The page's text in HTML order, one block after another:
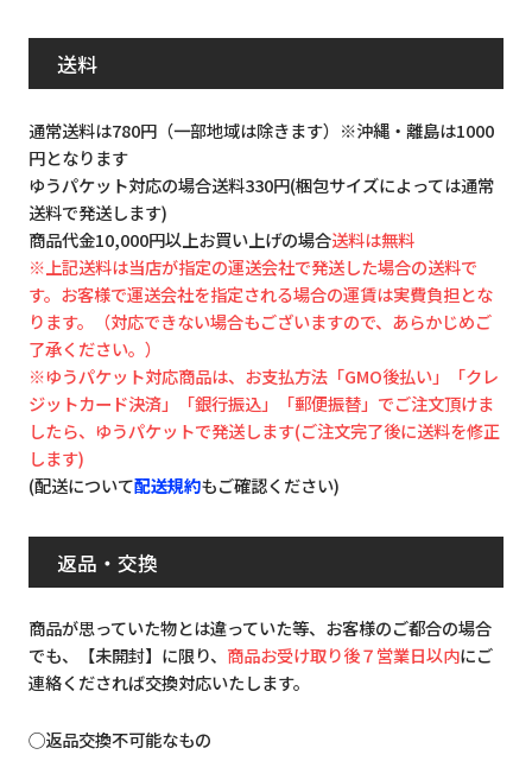
送料
通常送料は780円（一部地域は除きます）※沖縄・離島は1000
円となります
ゆうパケット対応の場合送料330円(梱包サイズによっては通常
送料で発送します)
商品代金10,000円以上お買い上げの場合送料は無料
※上記送料は当店が指定の運送会社で発送した場合の送料で
す。お客様で運送会社を指定される場合の運賃は実費負担とな
ります。（対応できない場合もございますので、あらかじめご
了承ください。）
※ゆうパケット対応商品は、お支払方法「GMO後払い」「クレ
ジットカード決済」「銀行振込」「郵便振替」でご注文頂けま
したら、ゆうパケットで発送します(ご注文完了後に送料を修正
します)
(配送について配送規約もご確認ください)
返品・交換
商品が思っていた物とは違っていた等、お客様のご都合の場合
でも、【未開封】に限り、 商品お受け取り後７営業日以内にご
連絡くだされば交換対応いたします。
◯返品交換不可能なもの